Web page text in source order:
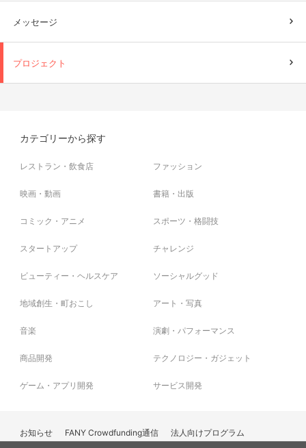
メッセージ
プロジェクト
カテゴリーから探す
レストラン・飲食店 ファッション
映画・動画 書籍・出版
コミック・アニメ スポーツ・格闘技
スタートアップ チャレンジ
ビューティー・ヘルスケア ソーシャルグッド
地域創生・町おこし アート・写真
音楽 演劇・パフォーマンス
商品開発 テクノロジー・ガジェット
ゲーム・アプリ開発 サービス開発
お知らせ FANY Crowdfunding通信 法人向けプログラム